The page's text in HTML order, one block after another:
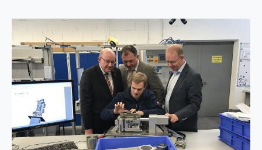
Wurst
bleiben“